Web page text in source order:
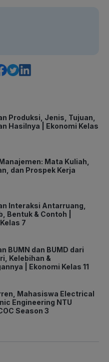
Produksi, Jenis, Tujuan,
Hasilnya | Ekonomi Kelas
Mata Kuliah,
dan Prospek Kerja
Interaksi Antarruang,
Bentuk & Contoh |
7
BUMN dan BUMD dari
Kelebihan &
| Ekonomi Kelas 11
Mahasiswa Electrical
Engineering NTU
Season 3